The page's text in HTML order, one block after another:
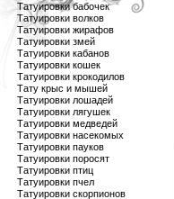
Татуировки бабочек
Татуировки волков
Татуировки жирафов
Татуировки змей
Татуировки кабанов
Татуировки кошек
Татуировки крокодилов
Тату крыс и мышей
Татуировки лошадей
Татуировки лягушек
Татуировки медведей
Татуировки насекомых
Татуировки пауков
Татуировки поросят
Татуировки птиц
Татуировки пчел
Татуировки скорпионов